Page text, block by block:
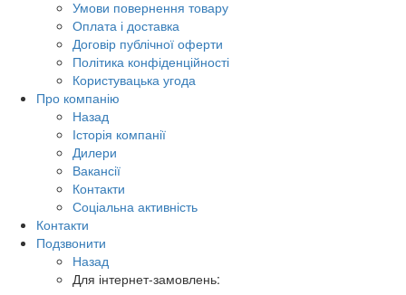
Умови повернення товару
Оплата і доставка
Договір публічної оферти
Політика конфіденційності
Користувацька угода
Про компанію
Назад
Історія компанії
Дилери
Вакансії
Контакти
Соціальна активність
Контакти
Подзвонити
Назад
Для інтернет-замовлень: